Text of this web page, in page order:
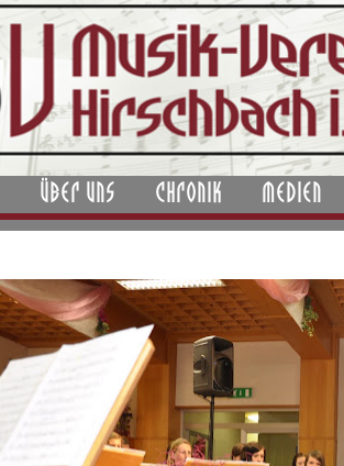
ÜBER UNS CHRONIK MEDIEN